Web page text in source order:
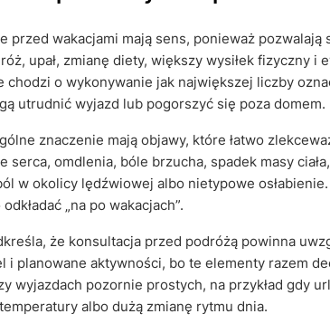
przed wakacjami mają sens, ponieważ
upał, zmianę diety, większy wysiłek fizyczny i
chodzi o wykonywanie jak największej liczby
utrudnić wyjazd lub pogorszyć się poza domem.
znaczenie mają objawy, które łatwo
serca, omdlenia, bóle brzucha, spadek masy
w okolicy lędźwiowej albo nietypowe
„na po wakacjach”.
że konsultacja przed podróżą powinna
i planowane aktywności, bo te elementy razem
wyjazdach pozornie prostych, na przykład gdy
albo dużą zmianę rytmu dnia.